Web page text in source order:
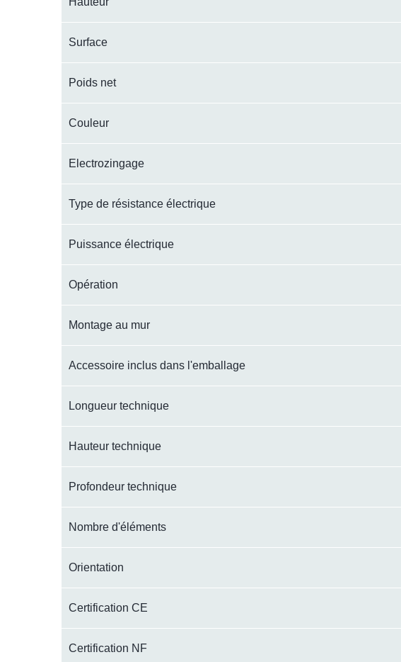
Surface
Poids net
Couleur
Electrozingage
Type de résistance électrique
Puissance électrique
Opération
Montage au mur
Accessoire inclus dans l'emballage
Longueur technique
Hauteur technique
Profondeur technique
Nombre d'éléments
Orientation
Certification CE
Certification NF